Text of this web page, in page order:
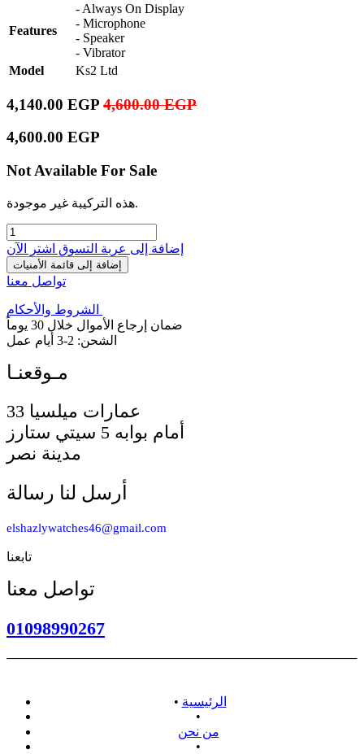
Features
- Always On Display
- Microphone
- Speaker
- Vibrator
Model
Ks2 Ltd
4,140.00 EGP 4,600.00EGP
4,600.00 EGP
Not Available For Sale
هذه التركيبة غير موجودة.
إضافة إلى عربة التسوق اشترِ الآن
إضافة إلى قائمة الأمنيات
تواصل معنا
الشروط والأحكام
ضمان إرجاع الأموال خلال 30 يوماً
الشحن: 2-3 أيام عمل
أمام بوابه 5 سيتي ستارز
مدينة نصر
أرسل لنا رسالة
elshazlywatches46@gmail.com
تابعنا
تواصل معنا
01098990267
• الرئيسية
•
من نحن
•